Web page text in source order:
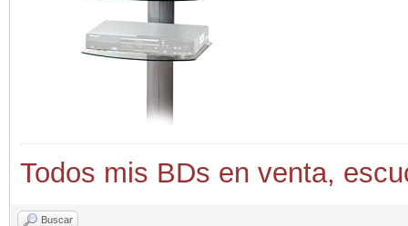
Todos mis BDs en venta,
Buscar